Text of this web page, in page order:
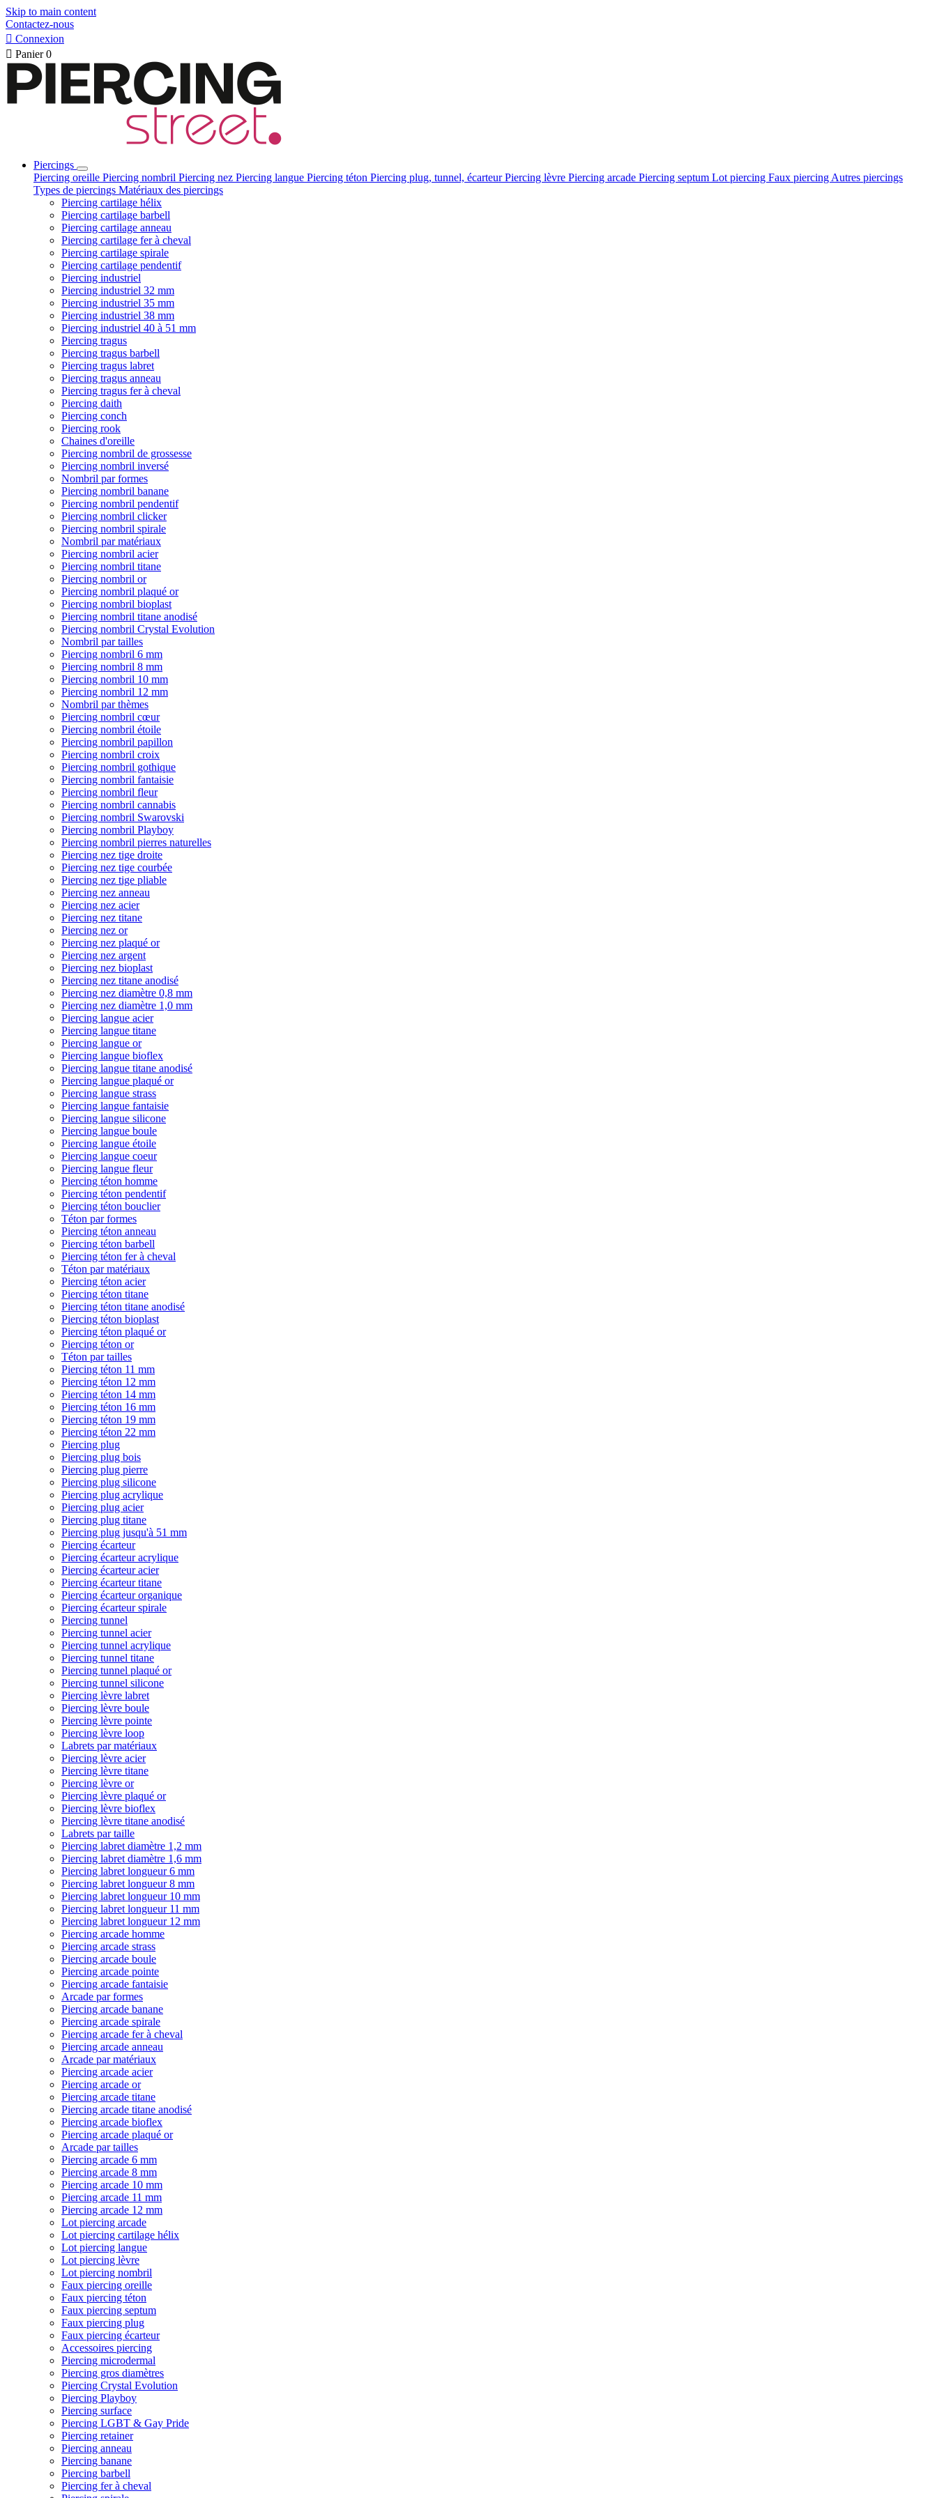
Skip to main content
Contactez-nous
 Connexion
 Panier 0
Piercings
Piercing oreille Piercing nombril Piercing nez Piercing langue Piercing téton Piercing plug, tunnel, écarteurPiercing lèvre Piercing arcade Piercing septum Lot piercing Faux piercing Autres piercings
Types de piercings Matériaux des piercings
Piercing cartilage hélix
Piercing cartilage barbell
Piercing cartilage anneau
Piercing cartilage fer à cheval
Piercing cartilage spirale
Piercing cartilage pendentif
Piercing industriel
Piercing industriel 32 mm
Piercing industriel 35 mm
Piercing industriel 38 mm
Piercing industriel 40 à 51 mm
Piercing tragus
Piercing tragus barbell
Piercing tragus labret
Piercing tragus anneau
Piercing tragus fer à cheval
Piercing daith
Piercing conch
Piercing rook
Chaines d'oreille
Piercing nombril de grossesse
Piercing nombril inversé
Nombril par formes
Piercing nombril banane
Piercing nombril pendentif
Piercing nombril clicker
Piercing nombril spirale
Nombril par matériaux
Piercing nombril acier
Piercing nombril titane
Piercing nombril or
Piercing nombril plaqué or
Piercing nombril bioplast
Piercing nombril titane anodisé
Piercing nombril Crystal Evolution
Nombril par tailles
Piercing nombril 6 mm
Piercing nombril 8 mm
Piercing nombril 10 mm
Piercing nombril 12 mm
Nombril par thèmes
Piercing nombril cœur
Piercing nombril étoile
Piercing nombril papillon
Piercing nombril croix
Piercing nombril gothique
Piercing nombril fantaisie
Piercing nombril fleur
Piercing nombril cannabis
Piercing nombril Swarovski
Piercing nombril Playboy
Piercing nombril pierres naturelles
Piercing nez tige droite
Piercing nez tige courbée
Piercing nez tige pliable
Piercing nez anneau
Piercing nez acier
Piercing nez titane
Piercing nez or
Piercing nez plaqué or
Piercing nez argent
Piercing nez bioplast
Piercing nez titane anodisé
Piercing nez diamètre 0,8 mm
Piercing nez diamètre 1,0 mm
Piercing langue acier
Piercing langue titane
Piercing langue or
Piercing langue bioflex
Piercing langue titane anodisé
Piercing langue plaqué or
Piercing langue strass
Piercing langue fantaisie
Piercing langue silicone
Piercing langue boule
Piercing langue étoile
Piercing langue coeur
Piercing langue fleur
Piercing téton homme
Piercing téton pendentif
Piercing téton bouclier
Téton par formes
Piercing téton anneau
Piercing téton barbell
Piercing téton fer à cheval
Téton par matériaux
Piercing téton acier
Piercing téton titane
Piercing téton titane anodisé
Piercing téton bioplast
Piercing téton plaqué or
Piercing téton or
Téton par tailles
Piercing téton 11 mm
Piercing téton 12 mm
Piercing téton 14 mm
Piercing téton 16 mm
Piercing téton 19 mm
Piercing téton 22 mm
Piercing plug
Piercing plug bois
Piercing plug pierre
Piercing plug silicone
Piercing plug acrylique
Piercing plug acier
Piercing plug titane
Piercing plug jusqu'à 51 mm
Piercing écarteur
Piercing écarteur acrylique
Piercing écarteur acier
Piercing écarteur titane
Piercing écarteur organique
Piercing écarteur spirale
Piercing tunnel
Piercing tunnel acier
Piercing tunnel acrylique
Piercing tunnel titane
Piercing tunnel plaqué or
Piercing tunnel silicone
Piercing lèvre labret
Piercing lèvre boule
Piercing lèvre pointe
Piercing lèvre loop
Labrets par matériaux
Piercing lèvre acier
Piercing lèvre titane
Piercing lèvre or
Piercing lèvre plaqué or
Piercing lèvre bioflex
Piercing lèvre titane anodisé
Labrets par taille
Piercing labret diamètre 1,2 mm
Piercing labret diamètre 1,6 mm
Piercing labret longueur 6 mm
Piercing labret longueur 8 mm
Piercing labret longueur 10 mm
Piercing labret longueur 11 mm
Piercing labret longueur 12 mm
Piercing arcade homme
Piercing arcade strass
Piercing arcade boule
Piercing arcade pointe
Piercing arcade fantaisie
Arcade par formes
Piercing arcade banane
Piercing arcade spirale
Piercing arcade fer à cheval
Piercing arcade anneau
Arcade par matériaux
Piercing arcade acier
Piercing arcade or
Piercing arcade titane
Piercing arcade titane anodisé
Piercing arcade bioflex
Piercing arcade plaqué or
Arcade par tailles
Piercing arcade 6 mm
Piercing arcade 8 mm
Piercing arcade 10 mm
Piercing arcade 11 mm
Piercing arcade 12 mm
Lot piercing arcade
Lot piercing cartilage hélix
Lot piercing langue
Lot piercing lèvre
Lot piercing nombril
Faux piercing oreille
Faux piercing téton
Faux piercing septum
Faux piercing plug
Faux piercing écarteur
Accessoires piercing
Piercing microdermal
Piercing gros diamètres
Piercing Crystal Evolution
Piercing Playboy
Piercing surface
Piercing LGBT & Gay Pride
Piercing retainer
Piercing anneau
Piercing banane
Piercing barbell
Piercing fer à cheval